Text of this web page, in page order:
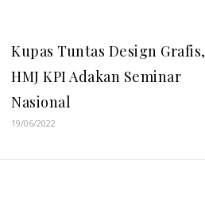
Kupas Tuntas Design Grafis,
HMJ KPI Adakan Seminar
Nasional
19/06/2022